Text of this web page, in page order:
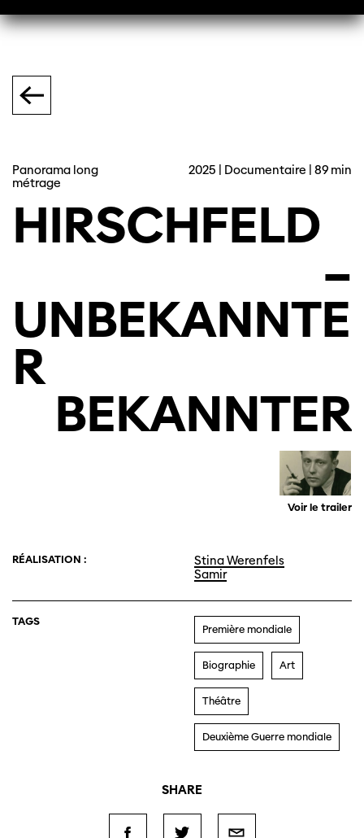
Panorama long
métrage
2025 | Documentaire | 89 min
HIRSCHFELD
–
UNBEKANNTE
R
BEKANNTER
Voir le trailer
RÉALISATION :
Stina Werenfels
Samir
TAGS
Première mondiale
Biographie Art
Théâtre
Deuxième Guerre mondiale
SHARE